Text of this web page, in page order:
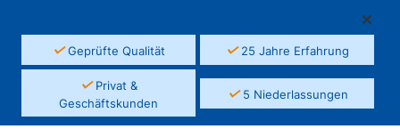
✓Geprüfte Qualität ✓25 Jahre Erfahrung
✓Privat &
Geschäftskunden
✓5 Niederlassungen